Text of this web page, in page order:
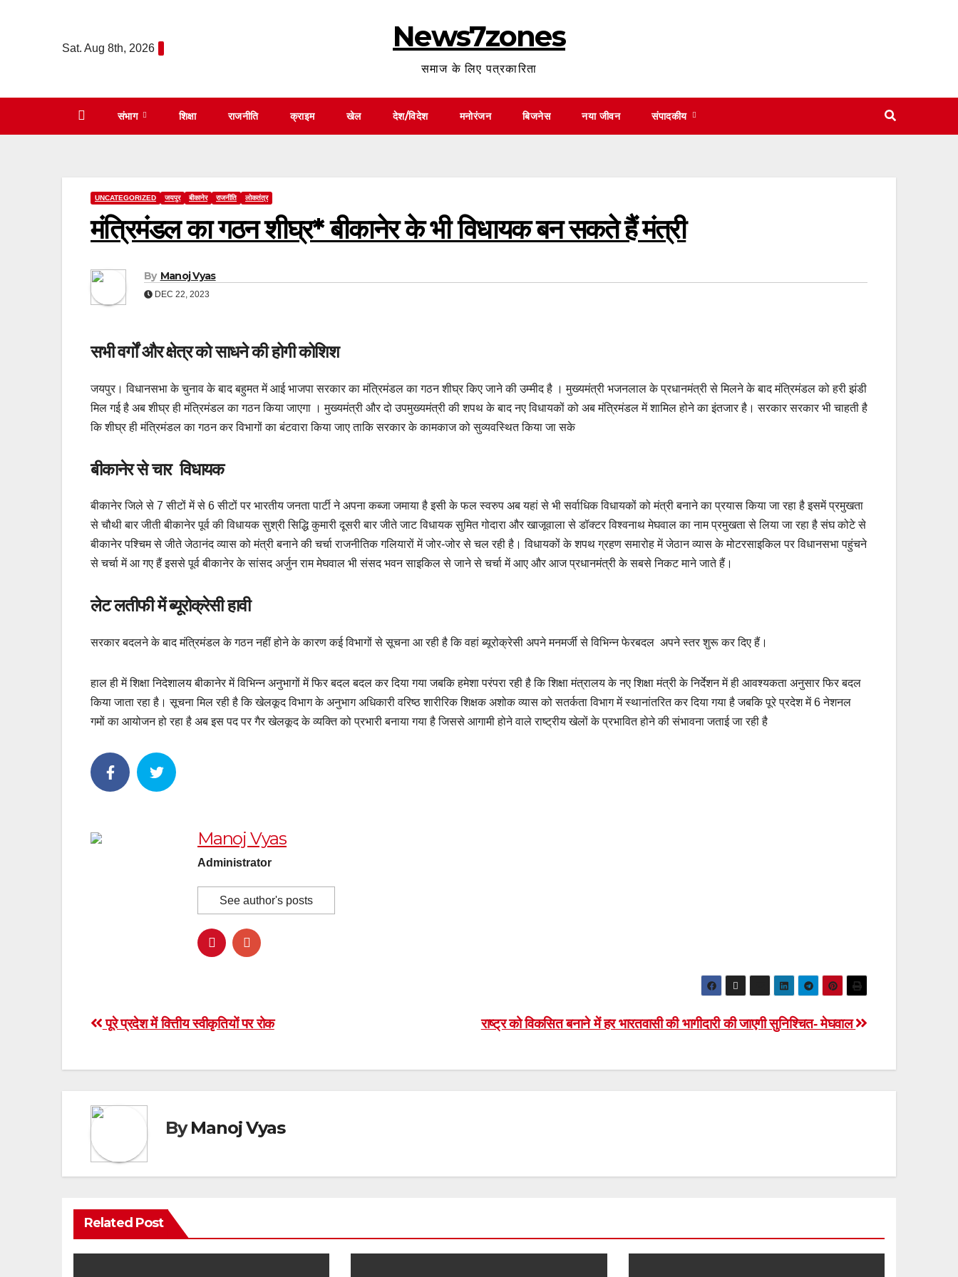
Sat. Aug 8th, 2026 News7zones
समाज के लिए पत्रकारिता
संभाग शिक्षा राजनीति क्राइम खेल देश/विदेश मनोरंजन बिजनेस नया जीवन संपादकीय
UNCATEGORIZED जयपुर बीकानेर राजनीति लोकतंत्र
मंत्रिमंडल का गठन शीघ्र* बीकानेर के भी विधायक बन सकते हैं मंत्री
By Manoj Vyas
DEC 22, 2023
सभी वर्गों और क्षेत्र को साधने की होगी कोशिश
जयपुर। विधानसभा के चुनाव के बाद बहुमत में आई भाजपा सरकार का मंत्रिमंडल का गठन शीघ्र किए जाने की उम्मीद है । मुख्यमंत्री भजनलाल के प्रधानमंत्री से मिलने के बाद मंत्रिमंडल को हरी झंडी
मिल गई है अब शीघ्र ही मंत्रिमंडल का गठन किया जाएगा । मुख्यमंत्री और दो उपमुख्यमंत्री की शपथ के बाद नए विधायकों को अब मंत्रिमंडल में शामिल होने का इंतजार है। सरकार सरकार भी चाहती है
कि शीघ्र ही मंत्रिमंडल का गठन कर विभागों का बंटवारा किया जाए ताकि सरकार के कामकाज को सुव्यवस्थित किया जा सके
बीकानेर से चार विधायक
बीकानेर जिले से 7 सीटों में से 6 सीटों पर भारतीय जनता पार्टी ने अपना कब्जा जमाया है इसी के फल स्वरुप अब यहां से भी सर्वाधिक विधायकों को मंत्री बनाने का प्रयास किया जा रहा है इसमें प्रमुखता
से चौथी बार जीती बीकानेर पूर्व की विधायक सुश्री सिद्धि कुमारी दूसरी बार जीते जाट विधायक सुमित गोदारा और खाजूवाला से डॉक्टर विश्वनाथ मेघवाल का नाम प्रमुखता से लिया जा रहा है संघ कोटे से
बीकानेर पश्चिम से जीते जेठानंद व्यास को मंत्री बनाने की चर्चा राजनीतिक गलियारों में जोर-जोर से चल रही है। विधायकों के शपथ ग्रहण समारोह में जेठान व्यास के मोटरसाइकिल पर विधानसभा पहुंचने
से चर्चा में आ गए हैं इससे पूर्व बीकानेर के सांसद अर्जुन राम मेघवाल भी संसद भवन साइकिल से जाने से चर्चा में आए और आज प्रधानमंत्री के सबसे निकट माने जाते हैं।
लेट लतीफी में ब्यूरोक्रेसी हावी
सरकार बदलने के बाद मंत्रिमंडल के गठन नहीं होने के कारण कई विभागों से सूचना आ रही है कि वहां ब्यूरोक्रेसी अपने मनमर्जी से विभिन्न फेरबदल अपने स्तर शुरू कर दिए हैं।
हाल ही में शिक्षा निदेशालय बीकानेर में विभिन्न अनुभागों में फिर बदल बदल कर दिया गया जबकि हमेशा परंपरा रही है कि शिक्षा मंत्रालय के नए शिक्षा मंत्री के निर्देशन में ही आवश्यकता अनुसार फिर बदल
किया जाता रहा है। सूचना मिल रही है कि खेलकूद विभाग के अनुभाग अधिकारी वरिष्ठ शारीरिक शिक्षक अशोक व्यास को सतर्कता विभाग में स्थानांतरित कर दिया गया है जबकि पूरे प्रदेश में 6 नेशनल
गमों का आयोजन हो रहा है अब इस पद पर गैर खेलकूद के व्यक्ति को प्रभारी बनाया गया है जिससे आगामी होने वाले राष्ट्रीय खेलों के प्रभावित होने की संभावना जताई जा रही है
Manoj Vyas
Administrator
See author's posts
Post
राष्ट्र को विकसित बनाने में हर भारतवासी की भागीदारी की जाएगी सुनिश्चित- मेघवाल
पूरे प्रदेश में वित्तीय स्वीकृतियों पर रोक
ByManoj Vyas
Related Post